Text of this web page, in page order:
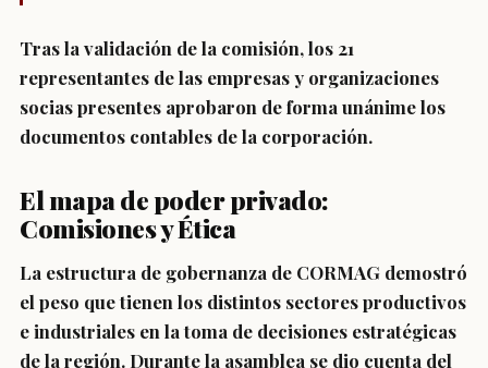
Tras la validación de la comisión, los 21
representantes de las empresas y organizaciones
socias presentes aprobaron de forma unánime los
documentos contables de la corporación.
El mapa de poder privado:
Comisiones y Ética
La estructura de gobernanza de CORMAG demostró
el peso que tienen los distintos sectores productivos
e industriales en la toma de decisiones estratégicas
de la región. Durante la asamblea se dio cuenta del